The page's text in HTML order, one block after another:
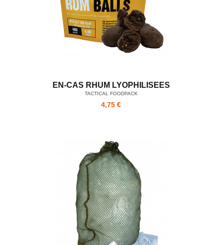
EN-CAS RHUM LYOPHILISEES
TACTICAL FOODPACK
4,75 €